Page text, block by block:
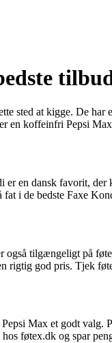
sted at kigge. De
koffeinfri Pepsi
en dansk favorit,
i de bedste Faxe
også tilgængeligt på
rigtig god pris. Tjek
Max et godt
føtex.dk og spar